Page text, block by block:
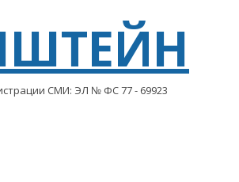
СМИ: ЭЛ № ФС 77 - 69923